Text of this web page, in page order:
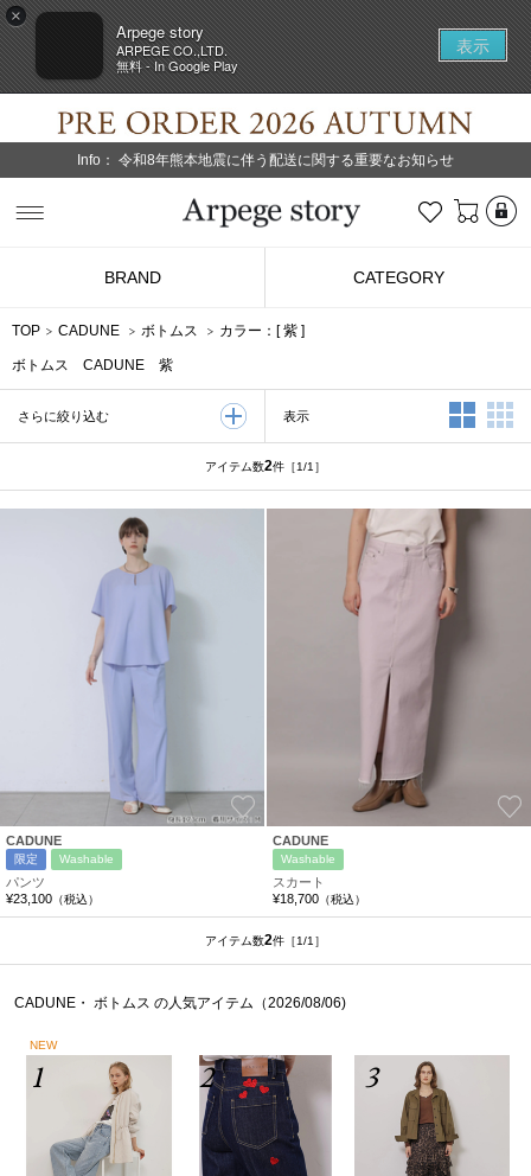
×
Arpege story
ARPEGE CO.,LTD.
無料 - In Google Play
表示
Info： 令和8年熊本地震に伴う配送に関する重要なお知らせ
お気に入り
BRAND CATEGORY
TOP CADUNE ボトムス カラー：[紫 ]
ボトムス CADUNE 紫
さらに絞り込む 表示 2列表示
アイテム数2件 ［1/1］
CADUNE
限定 Washable
パンツ
¥23,100 （税込）
CADUNE
Washable
スカート
¥18,700 （税込）
アイテム数2件 ［1/1］
CADUNE・ ボトムス の人気アイテム（2026/08/06)
NEW
1 2 3